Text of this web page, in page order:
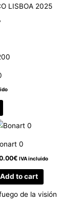
LISBOA 2025
0
€ IVA incluido
Add to cart